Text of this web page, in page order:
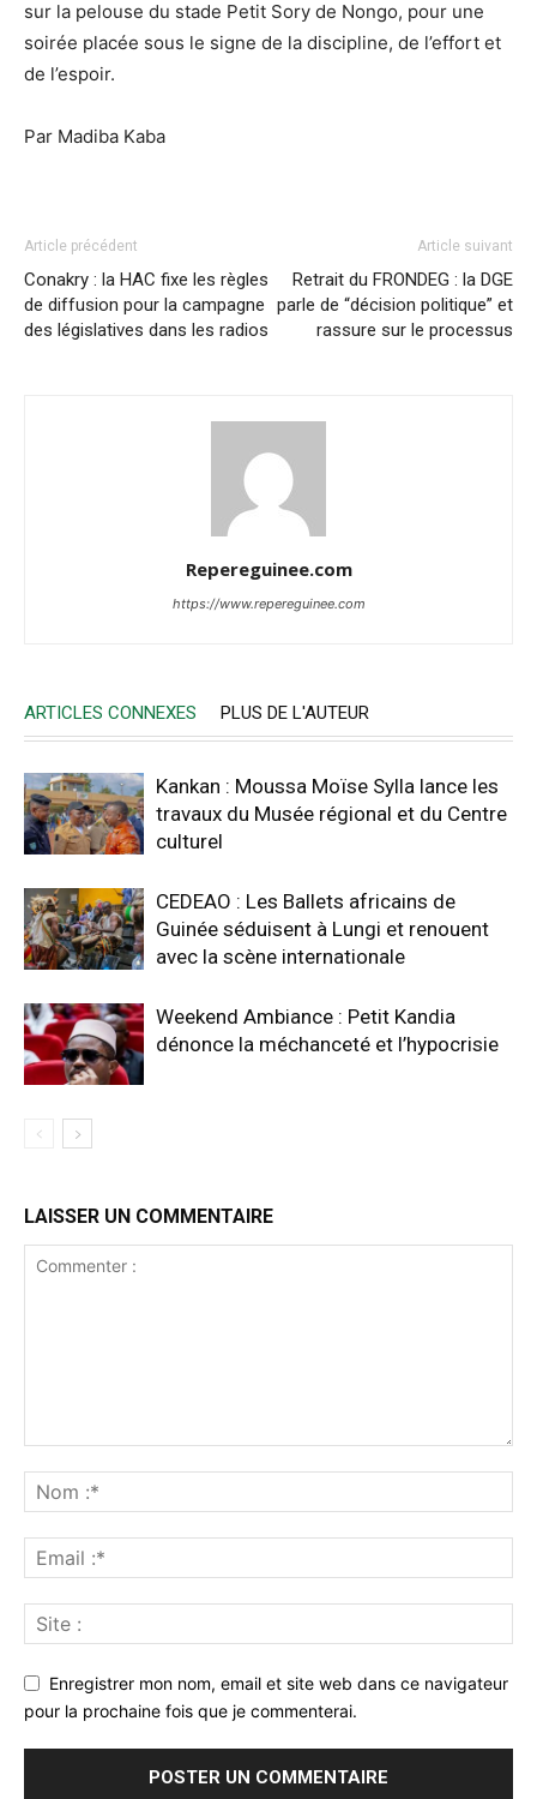
sur la pelouse du stade Petit Sory de Nongo, pour une
soirée placée sous le signe de la discipline, de l’effort et
de l’espoir.
Par Madiba Kaba
Article précédent
Conakry : la HAC fixe les règles
de diffusion pour la campagne
des législatives dans les radios
Article suivant
Retrait du FRONDEG : la DGE
parle de “décision politique” et
rassure sur le processus
Repereguinee.com
https://www.repereguinee.com
ARTICLES CONNEXES PLUS DE L'AUTEUR
Kankan : Moussa Moïse Sylla lance les
travaux du Musée régional et du Centre
culturel
CEDEAO : Les Ballets africains de
Guinée séduisent à Lungi et renouent
avec la scène internationale
Weekend Ambiance : Petit Kandia
dénonce la méchanceté et l’hypocrisie
LAISSER UN COMMENTAIRE
Enregistrer mon nom, email et site web dans ce navigateur
pour la prochaine fois que je commenterai.